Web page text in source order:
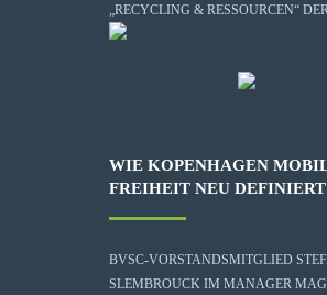
„RECYCLING & RESSOURCEN“
WIE KOPENHAGEN
FREIHEIT NEU DEFINIERT
BVSC-VORSTANDSMITGLIED
SLEMBROUCK IM MANAGER